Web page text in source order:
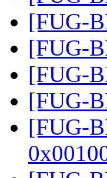
[FUG-
[FUG-
[FUG-
[FUG-
[FUG-